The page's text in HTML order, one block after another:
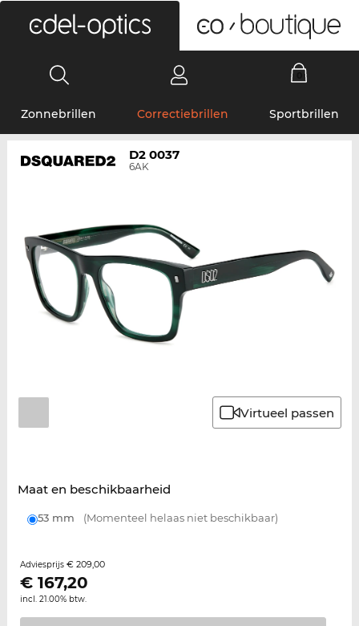
Zonnebrillen Correctiebrillen Sportbrillen
D2 0037
6AK
Virtueel passen
Maat en beschikbaarheid
53 mm (Momenteel helaas niet beschikbaar)
Adviesprijs € 209,00
€ 167,20
incl. 21.00% btw.